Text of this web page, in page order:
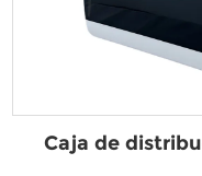
Caja de